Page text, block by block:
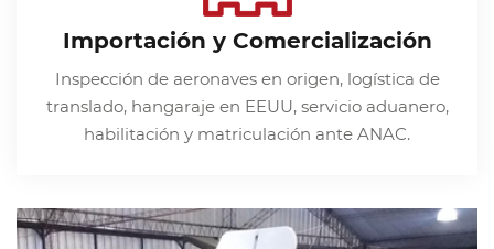
Importación y Comercialización
Inspección de aeronaves en origen, logística de
translado, hangaraje en EEUU, servicio aduanero,
habilitación y matriculación ante ANAC.